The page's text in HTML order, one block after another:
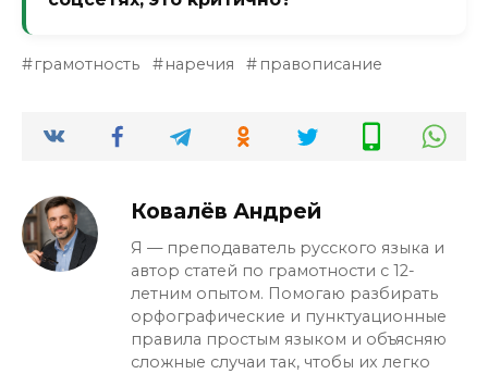
скучно. В большинстве контекстов они
«занимательно» проверяется словом
но грамотные люди заметят ошибку. В
писать правильно. Ошибка в слове
«интересно» может снизить доверие к
проверку через «интерес».
грамотность наречия правописание
Ковалёв Андрей
Я — преподаватель русского языка и
автор статей по грамотности с 12-
летним опытом. Помогаю разбирать
орфографические и пунктуационные
правила простым языком и объясняю
сложные случаи так, чтобы их легко